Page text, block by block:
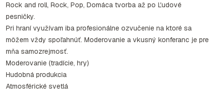
Rock and roll, Rock, Pop, Domáca tvorba až po Ľudové
pesničky.
Pri hraní využívam iba profesionálne ozvučenie na ktoré sa
môžem vždy spoľahnúť. Moderovanie a vkusný konferanc je pre
mňa samozrejmosť.
Moderovanie (tradície, hry)
Hudobná produkcia
Atmosférické svetlá